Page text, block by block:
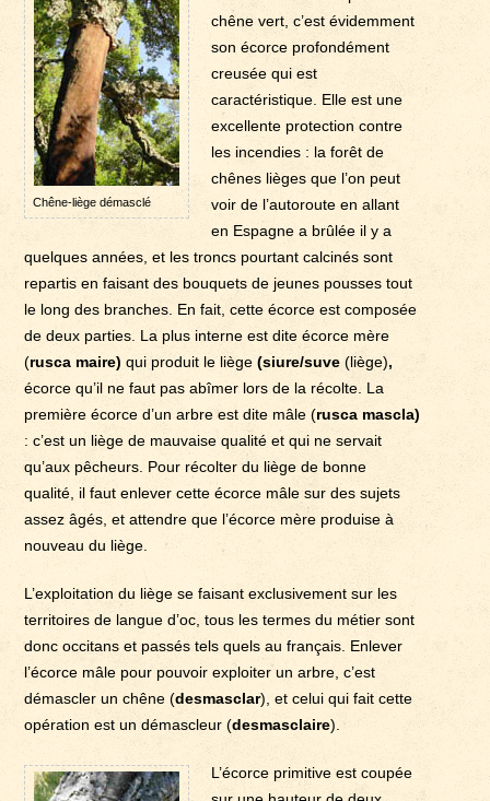
Chêne-liège démasclé
chêne vert, c’est évidemment
son écorce profondément
creusée qui est
caractéristique. Elle est une
excellente protection contre
les incendies : la forêt de
chênes lièges que l’on peut
voir de l’autoroute en allant
en Espagne a brûlée il y a
quelques années, et les troncs pourtant calcinés sont
repartis en faisant des bouquets de jeunes pousses tout
le long des branches. En fait, cette écorce est composée
de deux parties. La plus interne est dite écorce mère
(rusca maire)qui produit le liège (siure/suve(liège),
écorce qu’il ne faut pas abîmer lors de la récolte. La
première écorce d’un arbre est dite mâle (rusca mascla)
: c’est un liège de mauvaise qualité et qui ne servait
qu’aux pêcheurs. Pour récolter du liège de bonne
qualité, il faut enlever cette écorce mâle sur des sujets
assez âgés, et attendre que l’écorce mère produise à
nouveau du liège.
L’exploitation du liège se faisant exclusivement sur les
territoires de langue d’oc, tous les termes du métier sont
donc occitans et passés tels quels au français. Enlever
l’écorce mâle pour pouvoir exploiter un arbre, c’est
démascler un chêne (desmasclar), et celui qui fait cette
opération est un démascleur (desmasclaire).
L’écorce primitive est coupée